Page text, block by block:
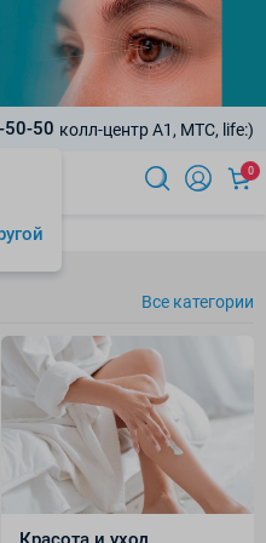
50-50 колл-центр A1, МТС, life:)
0
Все категории